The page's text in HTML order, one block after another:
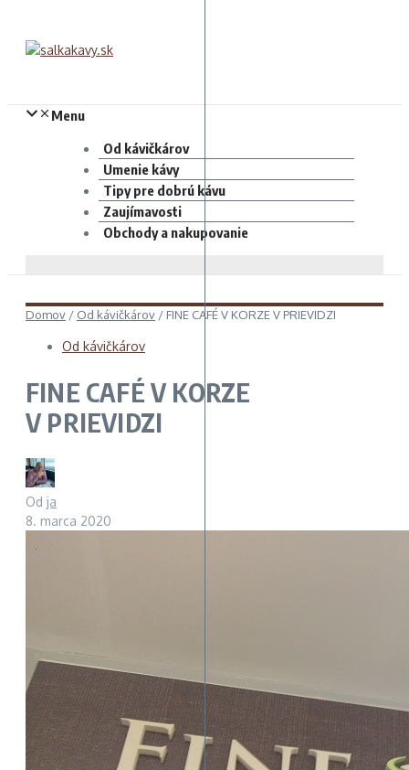
Menu
Od kávičkárov
Umenie kávy
Tipy pre dobrú kávu
Zaujímavosti
Obchody a nakupovanie
Domov / Od kávičkárov / FINE CAFÉ V KORZE V PRIEVIDZI
Od kávičkárov
FINE CAFÉ V KORZE
V PRIEVIDZI
Od ja
8. marca 2020